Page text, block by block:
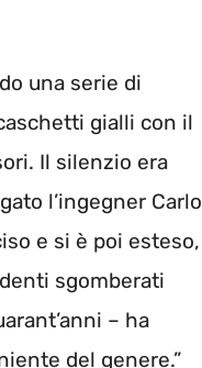
una serie di
gialli con il
Il silenzio era
l’ingegner Carlo
e si è poi esteso,
sgomberati
– ha
del genere.”